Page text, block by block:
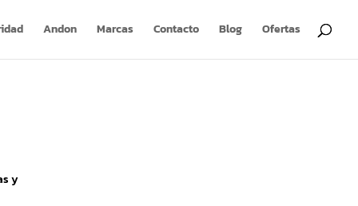
Andon Marcas Contacto Blog Ofertas
y